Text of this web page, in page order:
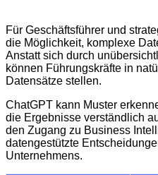
Für Geschäftsführer und
die Möglichkeit, komplexe
Anstatt sich durch
können Führungskräfte in
Datensätze stellen.
ChatGPT kann Muster
die Ergebnisse verständlich
den Zugang zu Business
datengestützte
Unternehmens.